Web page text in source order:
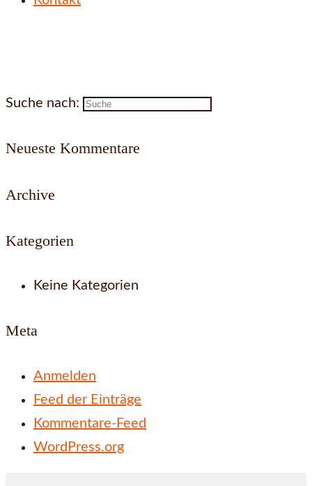
Suche nach:
Neueste Kommentare
Archive
Kategorien
Keine Kategorien
Meta
Anmelden
Feed der Einträge
Kommentare-Feed
WordPress.org